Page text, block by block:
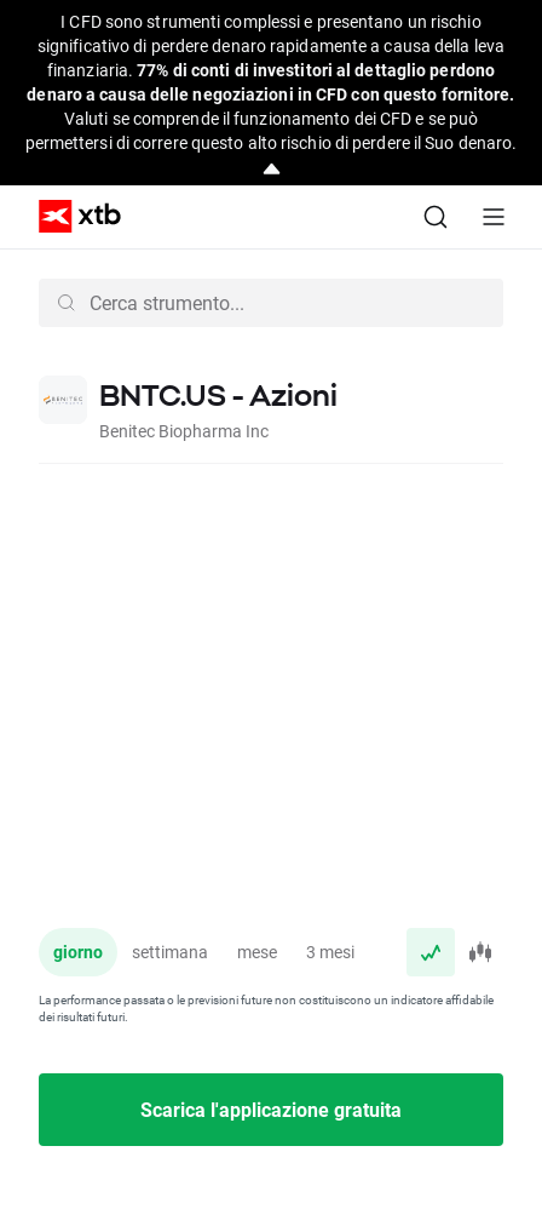
I CFD sono strumenti complessi e presentano un rischio
significativo di perdere denaro rapidamente a causa della leva
finanziaria.77% di conti di investitori al dettaglio perdono
denaro a causa delle negoziazioni in CFD con questo fornitore.
Valuti se comprende il funzionamento dei CFD e se può
permettersi di correre questo alto rischio di perdere il Suo denaro.
BNTC.US - Azioni
Benitec Biopharma Inc
giorno settimana mese 3 mesi anno
La performance passata o le previsioni future non costituiscono un indicatore affidabile
dei risultati futuri.
Scarica l'applicazione gratuita